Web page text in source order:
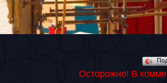
Осторожно! В